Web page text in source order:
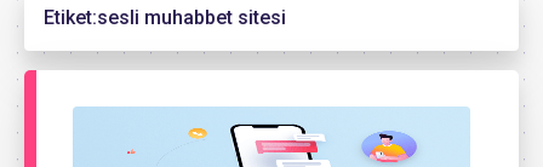
Etiket:sesli muhabbet sitesi